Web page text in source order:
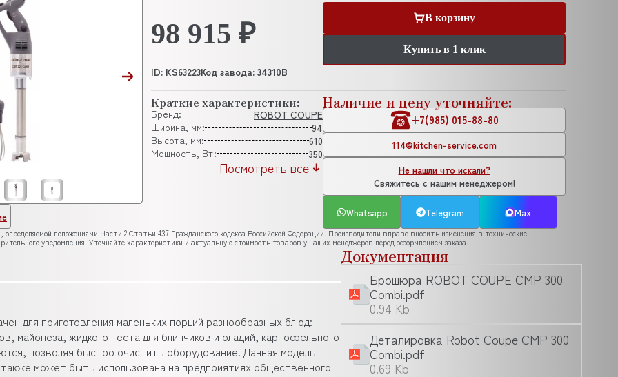
98 915 ₽
В корзину
Купить в 1 клик
ID: KS63223Код завода: 34310B
Краткие характеристики:
Бренд:
ROBOT COUPE
Ширина, мм:
94
Высота, мм:
610
Мощность, Вт:
350
Посмотреть все
Наличие и цену уточняйте:
+7(985) 015-88-80
114@kitchen-service.com
Не нашли что искали?
Свяжитесь с нашим менеджером!
Whatsapp Telegram Max
положениями Части 2 Статьи 437 Гражданского кодекса Российской Федерации. Производители вправе вносить изменения в технические
уведомления. Уточняйте характеристики и актуальную стоимость товаров у наших менеджеров перед оформлением заказа.
для приготовления маленьких порций разнообразных блюд:
майонеза, жидкого теста для блинчиков и оладий, картофельного
позволяя быстро очистить оборудование. Данная модель
может быть использована на предприятиях общественного
Документация
Брошюра ROBOT COUPE CMP 300
Combi.pdf
0.94 Kb
Деталировка Robot Coupe CMP 300
Combi.pdf
0.69 Kb